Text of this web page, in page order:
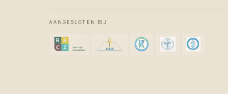
AANGESLOTEN BIJ